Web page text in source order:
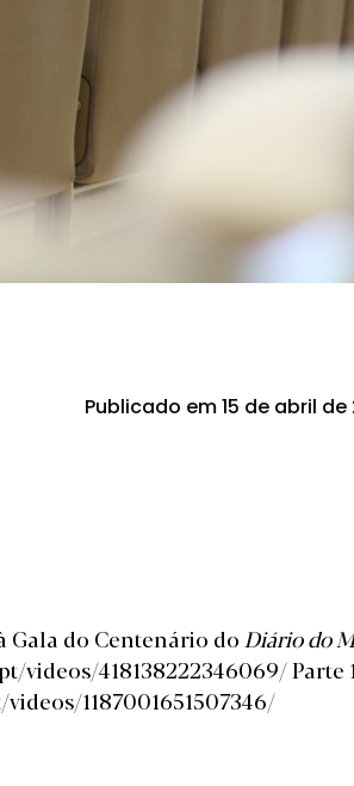
Publicado em 15 de abril de
Gala do Centenário do Diário do
418138222346069/ Parte 1
1187001651507346/